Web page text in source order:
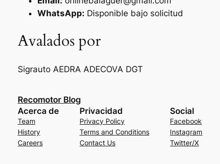
WhatsApp: Disponible bajo solicitud
Avalados por
Sigrauto AEDRA ADECOVA DGT
Recomotor Blog
Acerca de
Team
History
Careers
Privacidad
Privacy Policy
Terms and Conditions
Contact Us
Social
Facebook
Instagram
Twitter/X